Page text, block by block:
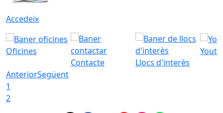
Accedeix
Oficines
Contacte
Llocs d'interès
AnteriorSegüent
1
2